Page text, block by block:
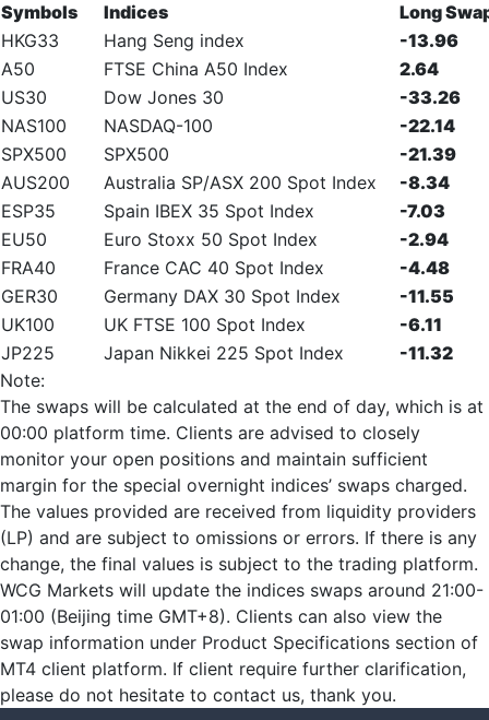
Symbols
Indices
Long
HKG33
Hang Seng index
-13.96
A50
FTSE China A50 Index
2.64
US30
Dow Jones 30
-33.26
NAS100
NASDAQ-100
-22.14
SPX500
SPX500
-21.39
AUS200
Australia SP/ASX 200 Spot Index
-8.34
ESP35
Spain IBEX 35 Spot Index
-7.03
EU50
Euro Stoxx 50 Spot Index
-2.94
FRA40
France CAC 40 Spot Index
-4.48
GER30
Germany DAX 30 Spot Index
-11.55
UK100
UK FTSE 100 Spot Index
-6.11
JP225
Japan Nikkei 225 Spot Index
-11.32
Note:
The swaps will be calculated at the end of day, which is at
00:00 platform time. Clients are advised to closely
monitor your open positions and maintain sufficient
margin for the special overnight indices’ swaps charged.
The values provided are received from liquidity providers
(LP) and are subject to omissions or errors. If there is any
change, the final values is subject to the trading platform.
WCG Markets will update the indices swaps around 21:00-
01:00 (Beijing time GMT+8). Clients can also view the
swap information under Product Specifications section of
MT4 client platform. If client require further clarification,
please do not hesitate to contact us, thank you.